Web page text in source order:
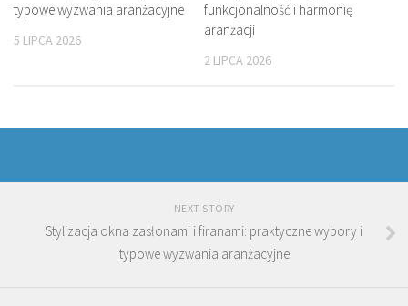
typowe wyzwania aranżacyjne
5 LIPCA 2026
funkcjonalność i harmonię
aranżacji
2 LIPCA 2026
NEXT STORY
Stylizacja okna zasłonami i firanami: praktyczne wybory i
typowe wyzwania aranżacyjne